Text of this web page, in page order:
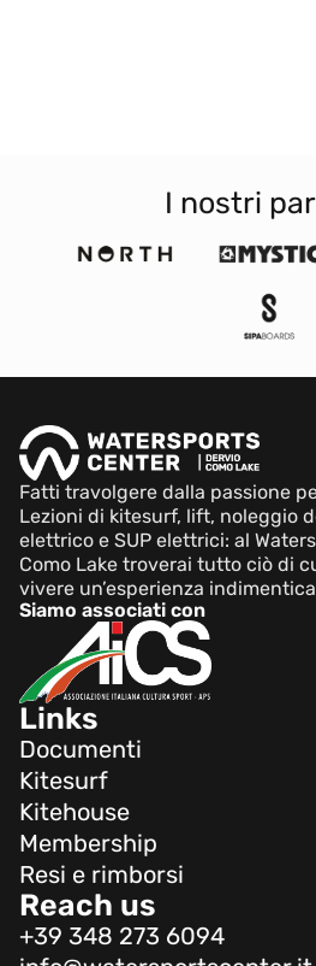
I nostri
Fatti travolgere dalla passione
Lezioni di kitesurf, lift, noleggio
elettrico e SUP elettrici: al
Como Lake troverai tutto ciò di
vivere un’esperienza
Siamo associati con
Links
Documenti
Kitesurf
Kitehouse
Membership
Resi e rimborsi
Reach us
+39 348 273 6094